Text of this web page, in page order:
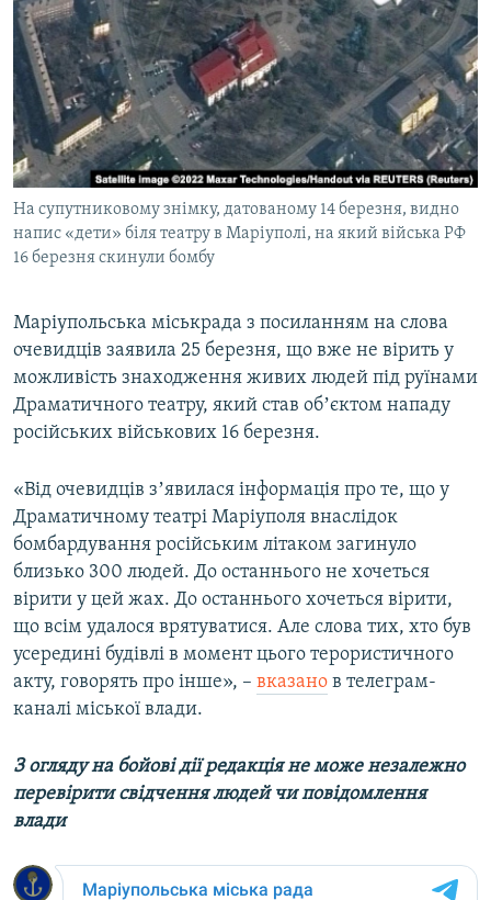
СПЕЦПРОЕКТИ
ДЕПОРТАЦІЯ
ВІДЕОУРОКИ «ELIFBE»
СВІДЧЕННЯ ОКУПАЦІЇ
УКРАЇНСЬКА ПРОБЛЕМА КРИМУ
ІНФОГРАФІКА
ЯК ОБІЙТИ БЛОКУВАННЯ
Русский
Qırımtatar
ДОЛУЧАЙСЯ!
Усі сайти RFE/RL
На супутниковому знімку, датованому 14 березня, видно
напис «дети» біля театру в Маріуполі, на який війська РФ
16 березня скинули бомбу
Маріупольська міськрада з посиланням на слова
очевидців заявила 25 березня, що вже не вірить у
можливість знаходження живих людей під руїнами
Драматичного театру, який став обʼєктом нападу
російських військових 16 березня.
«Від очевидців зʼявилася інформація про те, що у
Драматичному театрі Маріуполя внаслідок
бомбардування російським літаком загинуло
близько 300 людей. До останнього не хочеться
вірити у цей жах. До останнього хочеться вірити,
що всім удалося врятуватися. Але слова тих, хто був
усередині будівлі в момент цього терористичного
акту, говорять про інше», – вказано в телеграм-
каналі міської влади.
З огляду на бойові дії редакція не може незалежно
перевірити свідчення людей чи повідомлення
влади